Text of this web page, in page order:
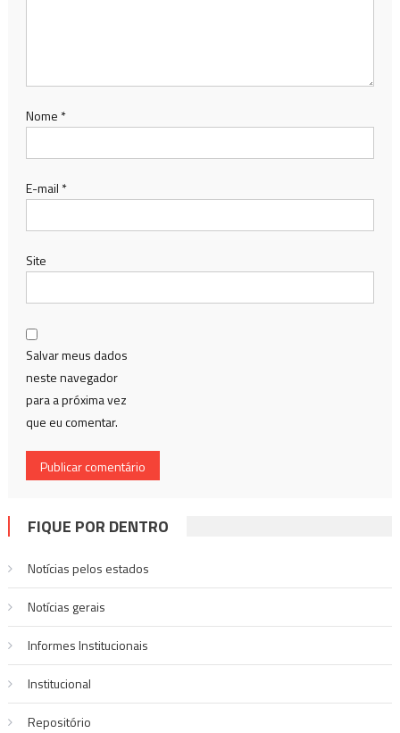
Nome *
E-mail *
Site
Salvar meus dados
neste navegador
para a próxima vez
que eu comentar.
FIQUE POR DENTRO
Notícias pelos estados
Notí­cias gerais
Informes Institucionais
Institucional
Repositório